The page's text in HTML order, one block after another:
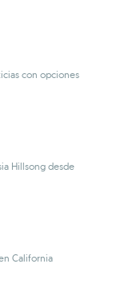
con opciones
Hillsong desde
California